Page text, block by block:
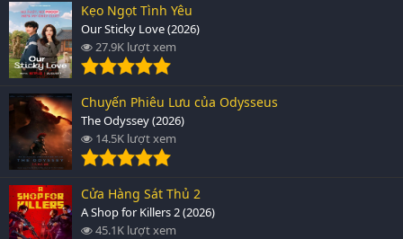
Kẹo Ngọt Tình Yêu
Our Sticky Love (2026)
27.9K lượt xem
Chuyến Phiêu Lưu của Odysseus
The Odyssey (2026)
14.5K lượt xem
Cửa Hàng Sát Thủ 2
A Shop for Killers 2 (2026)
45.1K lượt xem